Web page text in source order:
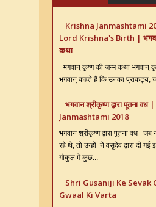
Krishna Janmashtami
Lord Krishna's Birth |
कथा
भगवान् कृष्ण की जन्म कथा भगवान्
भगवान् कहते हैं कि उनका प्राकट्य,
भगवान श्रीकृष्ण द्वारा पूतना
Janmashtami 2018
भगवान श्रीकृष्ण द्वारा पूतना वध जब
रहे थे, तो उन्हों ने वसुदेव द्वारा दी गई
गोकुल में कुछ...
Shri Gusaniji Ke Sevak
Gwaal Ki Varta